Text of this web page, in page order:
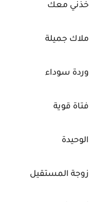
خذني معك
ملاك جميلة
وردة سوداء
فتاة قوية
الوحيدة
زوجة المستقيل